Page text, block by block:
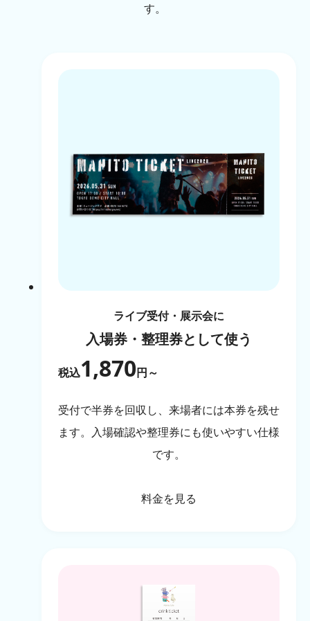
す。
ライブ受付・展示会に
入場券・整理券として使う
税込1,870円～
受付で半券を回収し、来場者には本券を残せ
ます。入場確認や整理券にも使いやすい仕様
です。
料金を見る